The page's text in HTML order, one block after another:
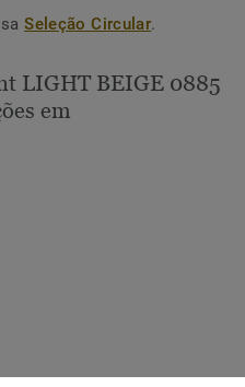
Seleção Circular.
LIGHT BEIGE 0885
em